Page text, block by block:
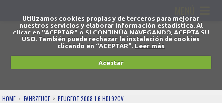
Utilizamos cookies propias y de terceros para mejorar
nuestros servicios y elaborar información estadística. Al
clicar en "ACEPTAR" o SI CONTINÚA NAVEGANDO, ACEPTA SU
USO. También puede rechazar la instalación de cookies
clicando en “ACEPTAR". Leer más
Aceptar
HOME FAHRZEUGE PEUGEOT 2008 1.6 HDI 92CV